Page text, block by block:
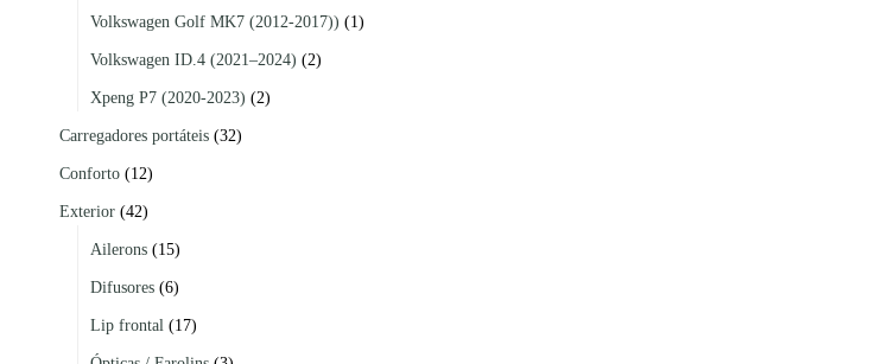
Volkswagen Golf MK7 (2012-2017)) (1)
Volkswagen ID.4 (2021–2024) (2)
Xpeng P7 (2020-2023) (2)
Carregadores portáteis (32)
Conforto (12)
Exterior (42)
Ailerons (15)
Difusores (6)
Lip frontal (17)